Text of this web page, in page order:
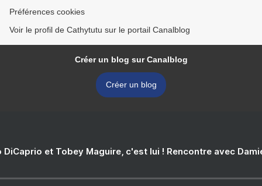
Préférences cookies
Voir le profil de Cathytutu sur le portail Canalblog
Créer un blog sur Canalblog
Créer un blog
DiCaprio et Tobey Maguire, c'est lui ! Rencontre avec